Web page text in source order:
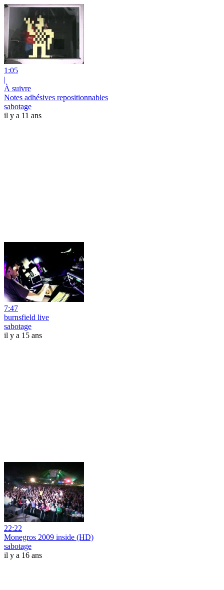
1:05
|
À suivre
Notes adhésives repositionnables
sabotage
il y a 11 ans
7:47
burnsfield live
sabotage
il y a 15 ans
22:22
Monegros 2009 inside (HD)
sabotage
il y a 16 ans